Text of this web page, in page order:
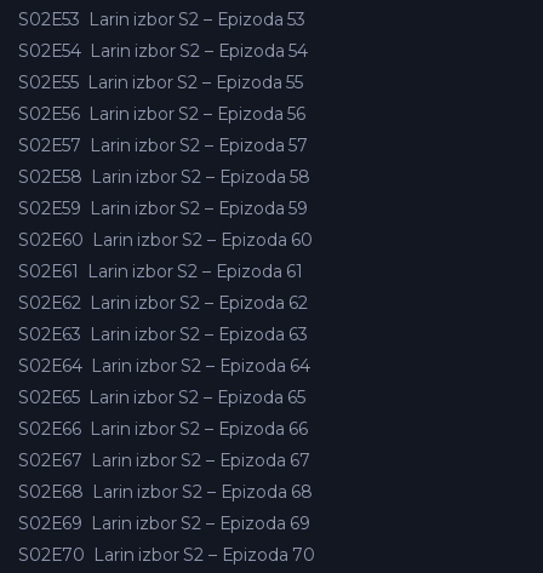
S02E53 Larin izbor S2 – Epizoda 53
S02E54 Larin izbor S2 – Epizoda 54
S02E55 Larin izbor S2 – Epizoda 55
S02E56 Larin izbor S2 – Epizoda 56
S02E57 Larin izbor S2 – Epizoda 57
S02E58 Larin izbor S2 – Epizoda 58
S02E59 Larin izbor S2 – Epizoda 59
S02E60 Larin izbor S2 – Epizoda 60
S02E61
Larin izbor S2 – Epizoda 61
S02E62 Larin izbor S2 – Epizoda 62
S02E63 Larin izbor S2 – Epizoda 63
S02E64 Larin izbor S2 – Epizoda 64
S02E65 Larin izbor S2 – Epizoda 65
S02E66 Larin izbor S2 – Epizoda 66
S02E67 Larin izbor S2 – Epizoda 67
S02E68 Larin izbor S2 – Epizoda 68
S02E69 Larin izbor S2 – Epizoda 69
S02E70 Larin izbor S2 – Epizoda 70